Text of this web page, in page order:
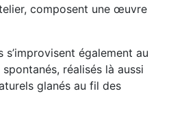
composent une œuvre
également au
réalisés là aussi
glanés au fil des